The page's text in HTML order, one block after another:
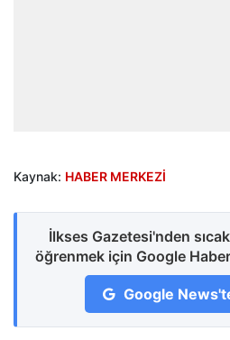
Kaynak: HABER MERKEZİ
İlkses Gazetesi'nden
öğrenmek için Google
Google